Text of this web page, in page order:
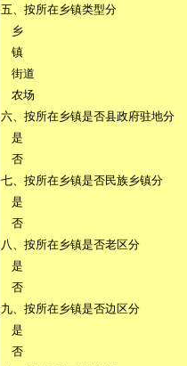
五、按所在乡镇类型分
乡
镇
街道
农场
六、按所在乡镇是否县政府驻地分
是
否
七、按所在乡镇是否民族乡镇分
是
否
八、按所在乡镇是否老区分
是
否
九、按所在乡镇是否边区分
是
否